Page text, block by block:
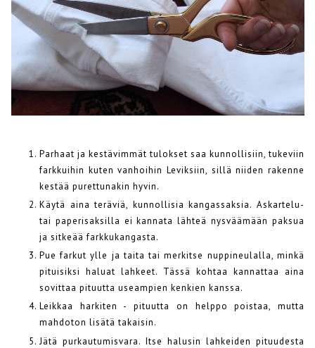
Parhaat ja kestävimmät tulokset saa kunnollisiin, tukeviin
farkkuihin kuten vanhoihin Leviksiin, sillä niiden rakenne
kestää purettunakin hyvin.
Käytä aina teräviä, kunnollisia kangassaksia. Askartelu-
tai paperisaksilla ei kannata lähteä nysväämään paksua
ja sitkeää farkkukangasta.
Pue farkut ylle ja taita tai merkitse nuppineulalla, minkä
pituisiksi haluat lahkeet. Tässä kohtaa kannattaa aina
sovittaa pituutta useampien kenkien kanssa.
Leikkaa harkiten - pituutta on helppo poistaa, mutta
mahdoton lisätä takaisin.
Jätä purkautumisvara. Itse halusin lahkeiden pituudesta